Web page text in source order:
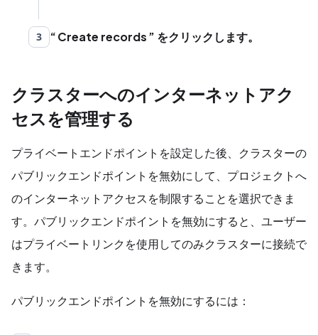
3 Create records をクリックします。
クラスターへのインターネットアク
セスを管理する
プライベートエンドポイントを設定した後、クラスターの
パブリックエンドポイントを無効にして、プロジェクトへ
のインターネットアクセスを制限することを選択できま
す。パブリックエンドポイントを無効にすると、ユーザー
はプライベートリンクを使用してのみクラスターに接続で
きます。
パブリックエンドポイントを無効にするには：